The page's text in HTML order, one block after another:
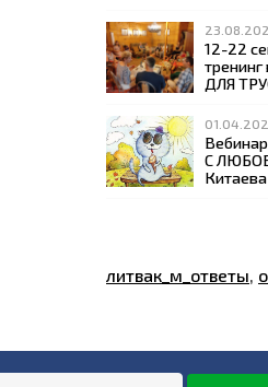
12-22
ДЛЯ
С
литвак_м_ответы,